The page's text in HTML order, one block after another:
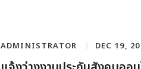
ADMINISTRATOR DEC 19,